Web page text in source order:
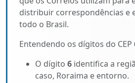
distribuir correspondências e
todo o Brasil.
Entendendo os dígitos do CEP
O dígito 6 identifica a
caso, Roraima e entorno.